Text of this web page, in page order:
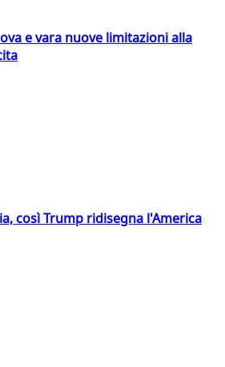
e vara nuove limitazioni alla
così Trump ridisegna l'America